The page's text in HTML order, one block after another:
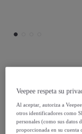
Buonarotti
Sandalia de
24,99 €
Veepee respeta su
Al aceptar, autoriza a
otros identificadores como
personales (como sus datos
proporcionada en su